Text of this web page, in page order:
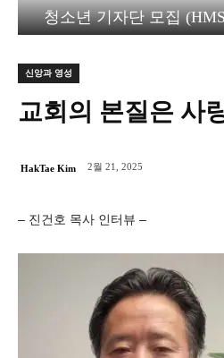
청소년 기자단 모집
신앙과 영성
교회의 본질은 사
HakTae Kim 2월 21, 2025
– 진건호 목사 인터뷰 –